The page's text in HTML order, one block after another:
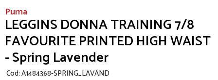
Puma
LEGGINS DONNA TRAINING 7/8
FAVOURITE PRINTED HIGH WAIST
- Spring Lavender
Cod:A1484368-SPRING_LAVAND